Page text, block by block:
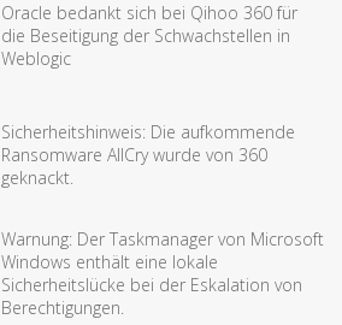
Oracle bedankt sich bei Qihoo 360 für
die Beseitigung der Schwachstellen in
Weblogic
Sicherheitshinweis: Die aufkommende
Ransomware AllCry wurde von 360
geknackt.
Warnung: Der Taskmanager von Microsoft
Windows enthält eine lokale
Sicherheitslücke bei der Eskalation von
Berechtigungen.